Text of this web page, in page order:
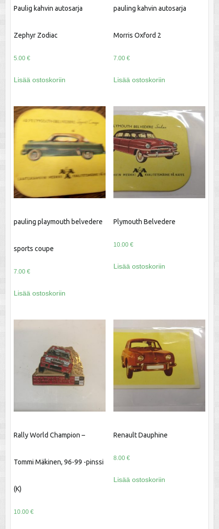
Paulig kahvin autosarja
Zephyr Zodiac
5.00 €
Lisää ostoskoriin
pauling kahvin autosarja
Morris Oxford 2
7.00 €
Lisää ostoskoriin
pauling playmouth belvedere
sports coupe
7.00 €
Lisää ostoskoriin
Plymouth Belvedere
10.00 €
Lisää ostoskoriin
Rally World Champion –
Tommi Mäkinen, 96-99 -pinssi
(K)
10.00 €
Renault Dauphine
8.00 €
Lisää ostoskoriin